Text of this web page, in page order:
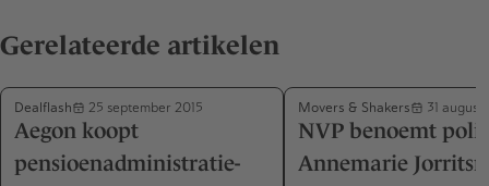
Gerelateerde artikelen
Dealflash 25 september 2015
Aegon koopt
pensioenadministratie-
Movers & Shakers 31
NVP benoemt
Annemarie